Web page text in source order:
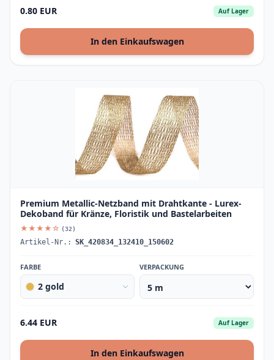
0.80 EUR Auf Lager
In den Einkaufswagen
Premium Metallic-Netzband mit Drahtkante - Lurex-
Dekoband für Kränze, Floristik und Bastelarbeiten
★★★★☆ (32)
Artikel-Nr.: SK_420834_132410_150602
FARBE
2 gold
VERPACKUNG
6.44 EUR Auf Lager
In den Einkaufswagen